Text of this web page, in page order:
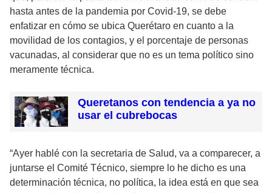
hasta antes de la pandemia por Covid-19, se debe
enfatizar en cómo se ubica Querétaro en cuanto a la
movilidad de los contagios, y el porcentaje de personas
vacunadas, al considerar que no es un tema político sino
meramente técnica.
Queretanos con tendencia a ya no
usar el cubrebocas
“Ayer hablé con la secretaria de Salud, va a comparecer, a
juntarse el Comité Técnico, siempre lo he dicho es una
determinación técnica, no política, la idea está en que sea